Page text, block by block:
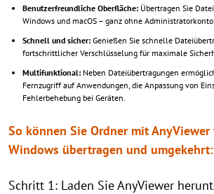
Benutzerfreundliche Oberfläche: Übertragen Sie
Windows und macOS – ganz ohne
Schnell und sicher: Genießen Sie schnelle
fortschrittlicher Verschlüsselung für maximale
Multifunktional: Neben Dateiübertragungen
Fernzugriff auf Anwendungen, die Anpassung von
Fehlerbehebung bei Geräten.
So können Sie Ordner mit
Windows übertragen und umgekehrt:
Schritt 1: Laden Sie AnyViewer